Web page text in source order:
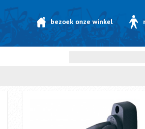
bezoek onze winkel